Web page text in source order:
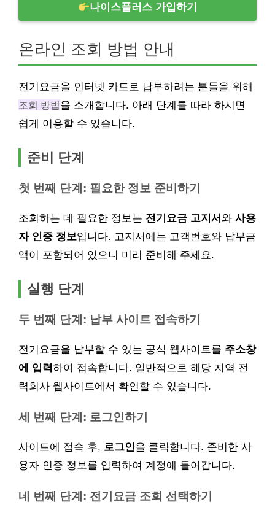
나이스플러스 가입하기
온라인 조회 방법 안내
전기요금을 인터넷 카드로 납부하려는 분들을 위해
조회 방법을 소개합니다. 아래 단계를 따라 하시면
쉽게 이용할 수 있습니다.
준비 단계
첫 번째 단계: 필요한 정보 준비하기
조회하는 데 필요한 정보는 전기요금 고지서 와 사용
자 인증 정보입니다. 고지서에는 고객번호와 납부금
액이 포함되어 있으니 미리 준비해 주세요.
실행 단계
두 번째 단계: 납부 사이트 접속하기
전기요금을 납부할 수 있는 공식 웹사이트를 주소창
에 입력하여 접속합니다. 일반적으로 해당 지역 전
력회사 웹사이트에서 확인할 수 있습니다.
세 번째 단계: 로그인하기
사이트에 접속 후, 로그인을 클릭합니다. 준비한 사
용자 인증 정보를 입력하여 계정에 들어갑니다.
네 번째 단계: 전기요금 조회 선택하기